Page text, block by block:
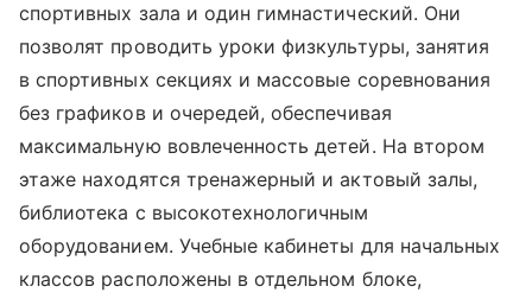
спортивных зала и один гимнастический. Они
позволят проводить уроки физкультуры, занятия
в спортивных секциях и массовые соревнования
без графиков и очередей, обеспечивая
максимальную вовлеченность детей. На втором
этаже находятся тренажерный и актовый залы,
библиотека с высокотехнологичным
оборудованием. Учебные кабинеты для начальных
классов расположены в отдельном блоке,